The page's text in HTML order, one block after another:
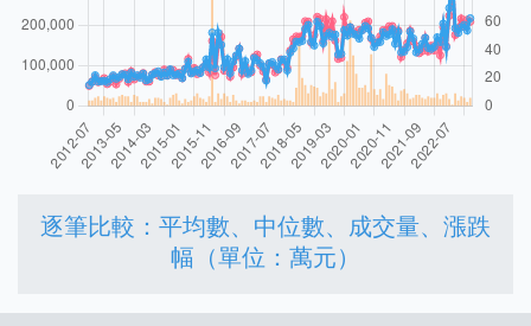
逐筆比較：平均數、中位數、成交量、漲跌
幅（單位：萬元）